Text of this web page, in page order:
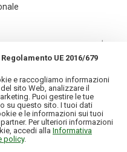
UE 2016/679
e raccogliamo informazioni
sito Web, analizzare il
Puoi gestire le tue
su questo sito. I tuoi dati
e le informazioni sui tuoi
Per ulteriori informazioni
accedi alla Informativa
policy.